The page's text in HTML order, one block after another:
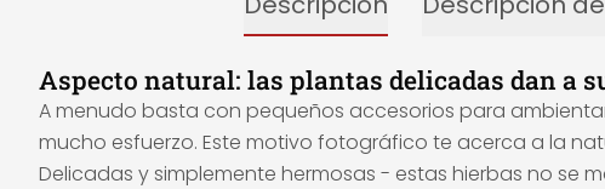
Aspecto natural: las plantas delicadas dan a
A menudo basta con pequeños accesorios para
mucho esfuerzo. Este motivo fotográfico te acerca a la
Delicadas y simplemente hermosas - estas hierbas no se